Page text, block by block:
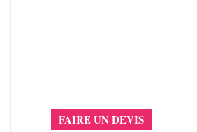
FAIRE UN DEVIS